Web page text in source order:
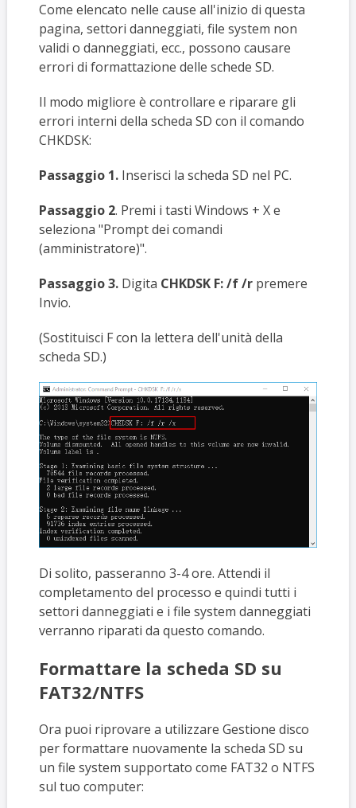
Come elencato nelle cause all'inizio di questa
pagina, settori danneggiati, file system non
validi o danneggiati, ecc., possono causare
errori di formattazione delle schede SD.
Il modo migliore è controllare e riparare gli
errori interni della scheda SD con il comando
CHKDSK:
Passaggio 1.Inserisci la scheda SD nel PC.
Passaggio 2. Premi i tasti Windows + X e
seleziona "Prompt dei comandi
(amministratore)".
Passaggio 3.Digita CHKDSK F: /f /rpremere
Invio.
(Sostituisci F con la lettera dell'unità della
scheda SD.)
Di solito, passeranno 3-4 ore. Attendi il
completamento del processo e quindi tutti i
settori danneggiati e i file system danneggiati
verranno riparati da questo comando.
Formattare la scheda SD su
FAT32/NTFS
Ora puoi riprovare a utilizzare Gestione disco
per formattare nuovamente la scheda SD su
un file system supportato come FAT32 o NTFS
sul tuo computer: